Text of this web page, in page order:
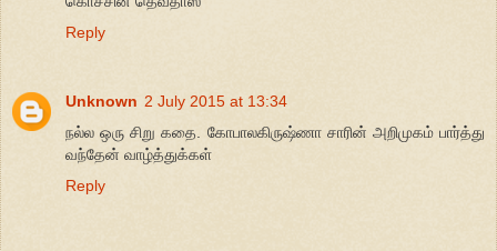
Reply
Unknown 2 July 2015 at 13:34
நல்ல ஒரு சிறு கதை. கோபாலகிருஷ்ணா சாரின் அறிமுகம் பார்த்து
வந்தேன் வாழ்த்துக்கள்
Reply